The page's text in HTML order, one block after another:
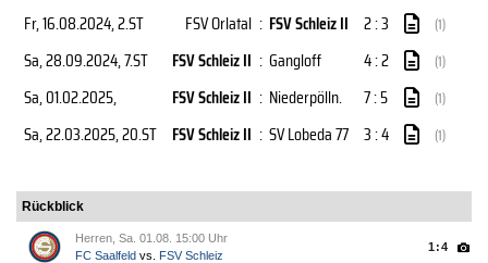
Fr, 16.08.2024, 2.ST FSV Orlatal : FSV Schleiz II 2 : 3 (1)
Sa, 28.09.2024, 7.ST FSV Schleiz II : Gangloff 4 : 2 (1)
Sa, 01.02.2025, FSV Schleiz II : Niederpölln. 7 : 5 (1)
Sa, 22.03.2025, 20.ST FSV Schleiz II : SV Lobeda 77 3 : 4 (1)
Rückblick
Herren, Sa. 01.08. 15:00 Uhr
FC Saalfeld vs. FSV Schleiz
1:4